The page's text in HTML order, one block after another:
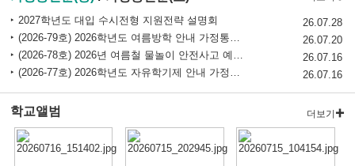
2027학년도 대입 수시전형 지원전략 설명회
26.07.28
(2026-79호) 2026학년도 여름방학 안내 가정통신문
26.07.20
(2026-78호) 2026년 여름철 물놀이 안전사고 예방 안내 가정통신문
26.07.16
(2026-77호) 2026학년도 자유학기제 안내 가정통신문
26.07.16
학교앨범 더보기